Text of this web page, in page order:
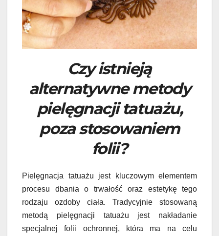
Czy istnieją
alternatywne metody
pielęgnacji tatuażu,
poza stosowaniem
folii?
Pielęgnacja tatuażu jest kluczowym elementem
procesu dbania o trwałość oraz estetykę tego
rodzaju ozdoby ciała. Tradycyjnie stosowaną
metodą pielęgnacji tatuażu jest nakładanie
specjalnej folii ochronnej, która ma na celu